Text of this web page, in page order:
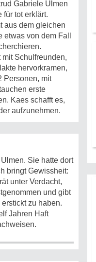
Gabriele Ulmen
für tot erklärt.
aus dem gleichen
von dem Fall
Schulfreunden,
hervorkramen,
Personen, mit
erste
Kaes schafft es,
aufzunehmen.
Sie hatte dort
bringt Gewissheit:
unter Verdacht,
und gibt
zu haben.
Jahren Haft